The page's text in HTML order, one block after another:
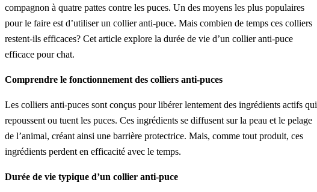
compagnon à quatre pattes contre les puces. Un des moyens les plus populaires
pour le faire est d’utiliser un collier anti-puce. Mais combien de temps ces colliers
restent-ils efficaces? Cet article explore la durée de vie d’un collier anti-puce
efficace pour chat.
Comprendre le fonctionnement des colliers anti-puces
Les colliers anti-puces sont conçus pour libérer lentement des ingrédients actifs qui
repoussent ou tuent les puces. Ces ingrédients se diffusent sur la peau et le pelage
de l’animal, créant ainsi une barrière protectrice. Mais, comme tout produit, ces
ingrédients perdent en efficacité avec le temps.
Durée de vie typique d’un collier anti-puce